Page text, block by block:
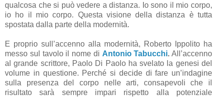
qualcosa che si può vedere a distanza. Io sono il mio corpo,
io ho il mio corpo. Questa visione della distanza è tutta
spostata dalla parte della modernità.
E proprio sull’accenno alla modernità, Roberto Ippolito ha
messo sul tavolo il nome di Antonio Tabucchi. All’accenno
al grande scrittore, Paolo Di Paolo ha svelato la genesi del
volume in questione. Perché si decide di fare un’indagine
sulla presenza del corpo nelle arti, consapevoli che il
risultato sarà sempre impari rispetto alla potenziale